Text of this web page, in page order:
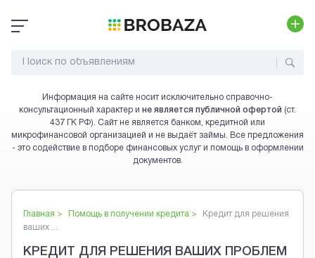
Информация на сайте носит исключительно справочно-
консультационный характер и не является публичной офертой (ст.
437 ГК РФ). Сайт не является банком, кредитной или
микрофинансовой организацией и не выдаёт займы. Все предложения
- это содействие в подборе финансовых услуг и помощь в оформлении
документов.
Главная > Помощь в получении кредита >
Кредит для решения
ваших ...
КРЕДИТ ДЛЯ РЕШЕНИЯ ВАШИХ ПРОБЛЕМ